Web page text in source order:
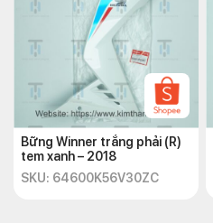
Bững Winner trắng phải (R)
tem xanh – 2018
SKU: 64600K56V30ZC